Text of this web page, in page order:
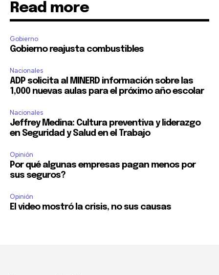
Read more
Gobierno
Gobierno reajusta combustibles
Nacionales
ADP solicita al MINERD información sobre las
1,000 nuevas aulas para el próximo año escolar
Nacionales
Jeffrey Medina: Cultura preventiva y liderazgo
en Seguridad y Salud en el Trabajo
Opinión
Por qué algunas empresas pagan menos por
sus seguros?
Opinión
El video mostró la crisis, no sus causas